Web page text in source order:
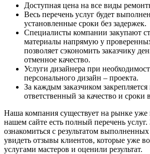
Доступная цена на все виды
Весь перечень услуг будет
установленные сроки без задержек.
Специалисты компании закупают
материалы напрямую у
позволяет сэкономить заказчику
отменное качество.
Услуги дизайнера при
персонального дизайн – проекта.
За каждым заказчиком
ответственный за качество и сроки
Наша компания существует на рынке уже
нашем сайте есть полный перечень
ознакомиться с результатом
увидеть отзывы клиентов, которые уже
услугами мастеров и оценили результат.